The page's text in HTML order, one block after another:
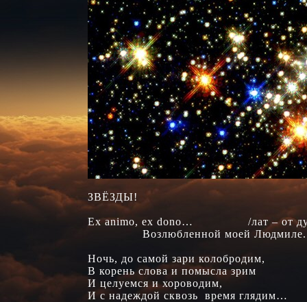
ЗВЁЗДЫ!
Ex animo, ex dono…                /лат – от
                Возлюбленной моей Людмиле.
Ночь, до самой зари колобродим,
В корень слова и помысла зрим
И целуемся и хороводим,
И с надеждой сквозь  время глядим…